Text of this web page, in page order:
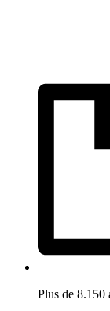
Plus de 8.150